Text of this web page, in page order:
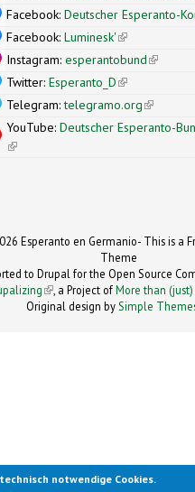
Facebook: Deutscher Esperanto-
Facebook: Luminesk'(link is external)
Instagram: esperantobund(link is
Twitter: Esperanto_D(link is external)
Telegram:telegramo.org(link is
YouTube: Deutscher Esperanto-
(link is external)
Esperanto en Germanio- This is a
Theme
to Drupal for the Open Source
(link is external)
, a Project ofMore than
Original design by Simple
notwendige Cookies.